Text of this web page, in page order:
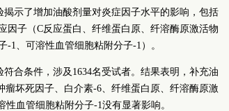
示了增加油酸剂量对炎症因子水平的影响，包括
因子（C反应蛋白、纤维蛋白原、纤溶酶原激活物
1、可溶性血管细胞粘附分子-1）。
合条件，涉及1634名受试者。结果表明，补充油
坏死因子、白介素-6、纤维蛋白原、纤溶酶原激
血管细胞粘附分子-1没有显著影响。